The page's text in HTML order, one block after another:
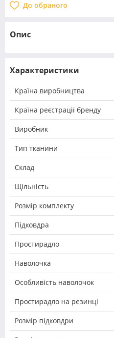
До обраного
Опис
Характеристики
Країна виробництва
Країна реєстрації бренду
Виробник
Тип тканини
Склад
Щільність
Розмір комплекту
Підковдра
Простирадло
Наволочка
Особливість наволочок
Простирадло на резинці
Розмір підковдри